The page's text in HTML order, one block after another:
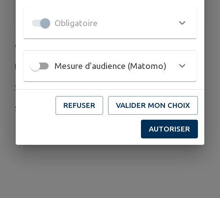
Collo Gym Danse
Présente son
Spectacle de Noël
Salle des fêtes 15h
Obligatoire
Mesure d'audience (Matomo)
REFUSER VALIDER MON CHOIX
AUTORISER